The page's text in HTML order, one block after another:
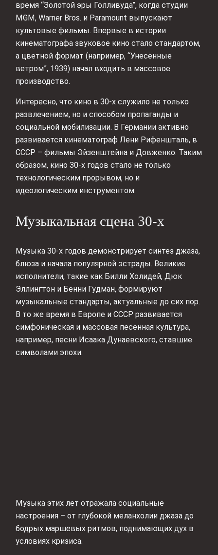
время “Золотой эры Голливуда”, когда студии
MGM, Warner Bros. и Paramount выпускают
культовые фильмы. Впервые в истории
кинематографа звуковое кино стало стандартом,
а цветной формат (например, “Унесённые
ветром”, 1939) начал входить в массовое
производство.
Интересно, что кино в 30-х служило не только
развлечением, но и способом пропаганды и
социальной мобилизации. В Германии активно
развивается кинематограф Лени Рифеншталь, в
СССР – фильмы Эйзенштейна и Довженко. Таким
образом, кино 30-х годов стало не только
технологическим прорывом, но и
идеологическим инструментом.
Музыкальная сцена 30-х
Музыка 30-х годов демонстрирует синтез джаза,
блюза и начала популярной эстрады. Великие
исполнители, такие как Билли Холидей, Дюк
Эллингтон и Бенни Гудман, формируют
музыкальные стандарты, актуальные до сих пор.
В то же время в Европе и СССР развивается
симфоническая и массовая песенная культура,
например, песни Исаака Дунаевского, ставшие
символами эпохи.
Музыка этих лет отражала социальные
настроения – от глубокой меланхолии джаза до
бодрых маршевых ритмов, поднимающих дух в
условиях кризиса.